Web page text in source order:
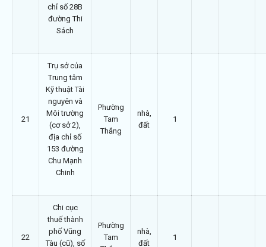
chỉ số 28B
đường Thi
Sách
21
Trụ sở của
Trung tâm
Kỹ thuật Tài
nguyên và
Môi trường
(cơ sở 2),
địa chỉ số
153 đường
Chu Mạnh
Chinh
Phường
Tam
Thắng
nhà,
đất
1
22
Chi cục
thuế thành
phố Vũng
Tàu (cũ), số
Phường
Tam
nhà,
đất
1